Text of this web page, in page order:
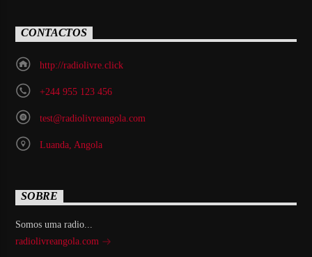
CONTACTOS
http://radiolivre.click
+244 955 123 456
test@radiolivreangola.com
Luanda, Angola
SOBRE
Somos uma radio...
radiolivreangola.com